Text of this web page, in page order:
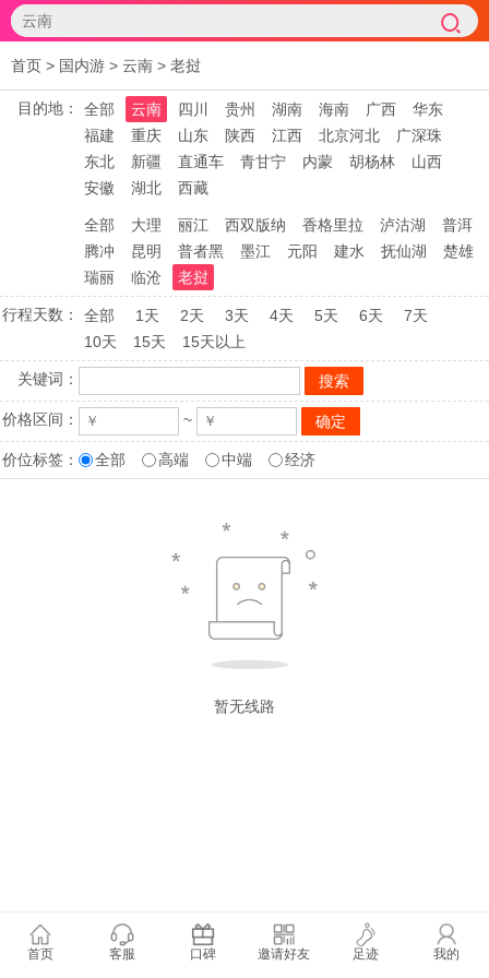
首页 > 国内游 > 云南 > 老挝
目的地： 全部 云南 四川 贵州 湖南 海南 广西
华东
福建
重庆 山东 陕西 江西 北京河北
广深珠
东北
新疆 直通车 青甘宁 内蒙 胡杨林
山西
安徽
湖北 西藏
全部 大理 丽江 西双版纳 香格里拉 泸沽湖
普洱
腾冲
昆明 普者黑 墨江 元阳 建水 抚仙湖
楚雄
瑞丽
临沧 老挝
行程天数： 全部 1天 2天 3天 4天 5天 6天
7天
10天
15天 15天以上
关键词：
价格区间： ~
价位标签： 全部 高端 中端 经济
暂无线路
首页 客服 口碑 邀请好友 足迹 我的